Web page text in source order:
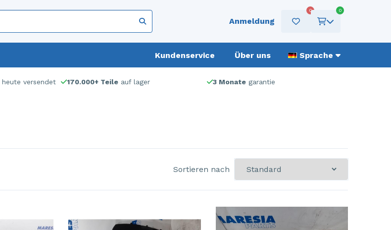
Anmeldung
0 0
Kundenservice Über uns Sprache
heute versendet 170.000+ Teile auf lager 3 Monate garantie
Sortieren nach